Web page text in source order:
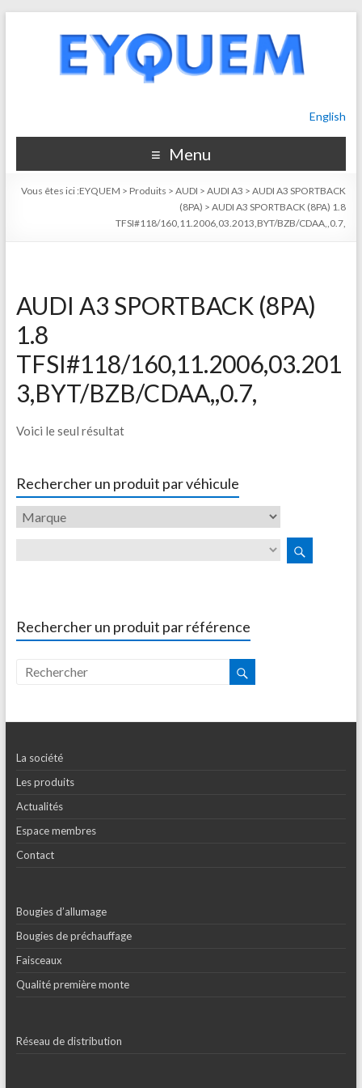
English
Menu
Vous êtes ici :EYQUEM > Produits >AUDI >AUDI A3 >AUDI A3 SPORTBACK
(8PA) >AUDI A3 SPORTBACK (8PA) 1.8
TFSI#118/160,11.2006,03.2013,BYT/BZB/CDAA,,0.7,
AUDI A3 SPORTBACK (8PA)
1.8
TFSI#118/160,11.2006,03.201
3,BYT/BZB/CDAA,,0.7,
Voici le seul résultat
Rechercher un produit par véhicule
Rechercher un produit par référence
La société
Les produits
Actualités
Espace membres
Contact
Bougies d’allumage
Bougies de préchauffage
Faisceaux
Qualité première monte
Réseau de distribution